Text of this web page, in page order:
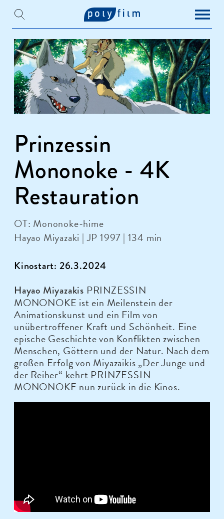
Prinzessin
Mononoke - 4K
Restauration
OT: Mononoke-hime
Hayao Miyazaki | JP 1997 | 134 min
Kinostart: 26.3.2024
Hayao Miyazakis PRINZESSIN
MONONOKE ist ein Meilenstein der
Animationskunst und ein Film von
unübertroffener Kraft und Schönheit. Eine
epische Geschichte von Konflikten zwischen
Menschen, Göttern und der Natur. Nach dem
großen Erfolg von Miyazaikis „Der Junge und
der Reiher“ kehrt PRINZESSIN
MONONOKE nun zurück in die Kinos.